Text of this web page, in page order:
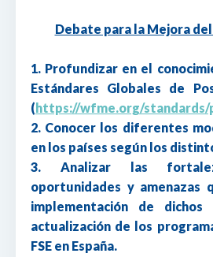
Debate para la Mejora del
1. Profundizar en el
Estándares Globales de
( https://wfme.org/standards/
2. Conocer los diferentes
en los países según los
3. Analizar las
oportunidades y amenazas
implementación de
actualización de los
FSE en España.